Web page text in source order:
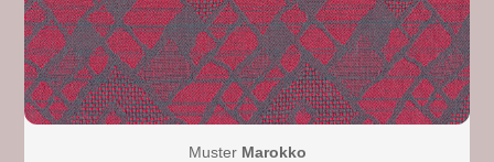
Muster Marokko